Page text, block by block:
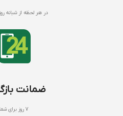
در هر لحظه از شبانه
ضمانت
7 روز برای شما